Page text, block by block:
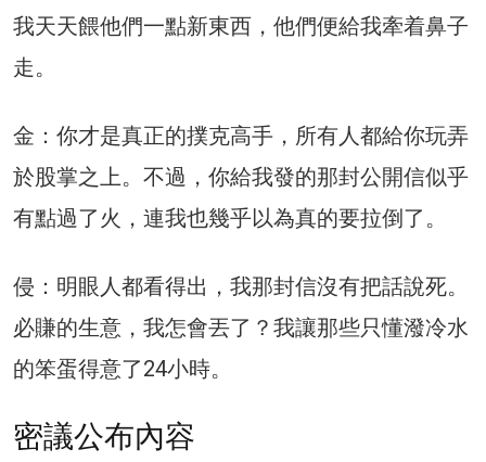
我天天餵他們一點新東西，他們便給我牽着鼻子
走。
金：你才是真正的撲克高手，所有人都給你玩弄
於股掌之上。不過，你給我發的那封公開信似乎
有點過了火，連我也幾乎以為真的要拉倒了。
侵：明眼人都看得出，我那封信沒有把話說死。
必賺的生意，我怎會丟了？我讓那些只懂潑冷水
的笨蛋得意了24小時。
密議公布內容